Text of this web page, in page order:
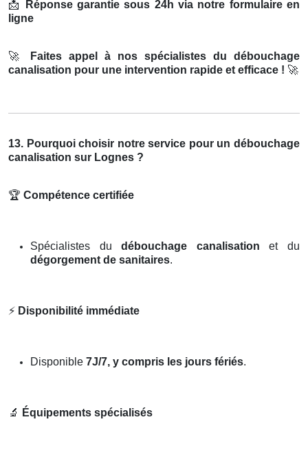
📩
Réponse garantie sous 24h via notre formulaire en
ligne
🚀
Faites appel à nos spécialistes du débouchage
canalisation pour une intervention rapide et efficace ! 🚀
13. Pourquoi choisir notre service pour un débouchage
canalisation sur Lognes ?
🏆 Compétence certifiée
Spécialistes dudébouchage canalisation et du
dégorgement de sanitaires.
⚡ Disponibilité immédiate
Disponible 7J/7, y compris les jours fériés.
🔬 Équipements spécialisés